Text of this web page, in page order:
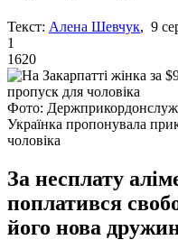
Текст: Алена Шевчук, 9
1
1620
Фото:
Українка пропонувала
чоловіка
За несплату
поплатився
його нова